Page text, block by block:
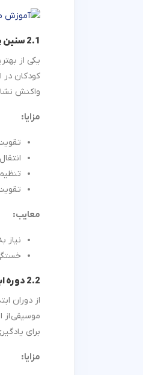
2.1 سنین پیش‌دبستانی: ابتدایی‌ترین مراحل آغاز موسیقی
یکی از
کودکان در
واکنش
مزایا:
معایب:
2.2 دوره ابتدایی تحصیلی: هماهنگی آموزشی
از دوران
موسیقی از
برای
مزایا: